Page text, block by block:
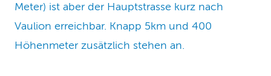
Meter) ist aber der Hauptstrasse kurz nach
Vaulion erreichbar. Knapp 5km und 400
Höhenmeter zusätzlich stehen an.